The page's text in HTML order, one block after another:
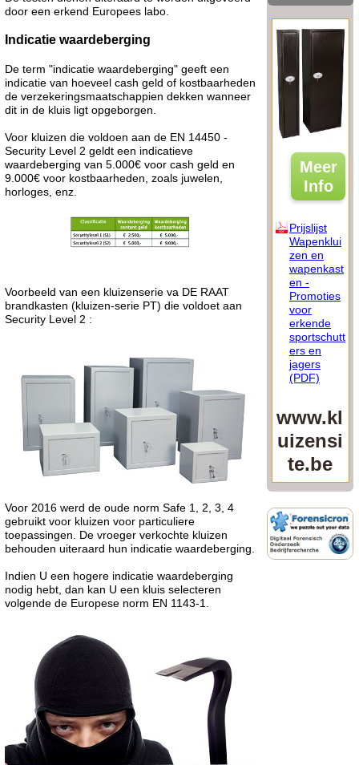
door een erkend Europees labo.
Indicatie waardeberging
De term "indicatie waardeberging" geeft een
indicatie van hoeveel cash geld of kostbaarheden
de verzekeringsmaatschappien dekken wanneer
dit in de kluis ligt opgeborgen.
Voor kluizen die voldoen aan de EN 14450 -
Security Level 2 geldt een indicatieve
waardeberging van 5.000€ voor cash geld en
9.000€ voor kostbaarheden, zoals juwelen,
horloges, enz.
Voorbeeld van een kluizenserie va DE RAAT
brandkasten (kluizen-serie PT) die voldoet aan
Security Level 2 :
Voor 2016 werd de oude norm Safe 1, 2, 3, 4
gebruikt voor kluizen voor particuliere
toepassingen. De vroeger verkochte kluizen
behouden uiteraard hun indicatie waardeberging.
Indien U een hogere indicatie waardeberging
nodig hebt, dan kan U een kluis selecteren
volgende de Europese norm EN 1143-1.
Meer
Info
Prijslijst
Wapenklui
zen en
wapenkast
en -
Promoties
voor
erkende
sportschutt
ers en
jagers
(PDF)
www.kl
uizensi
te.be